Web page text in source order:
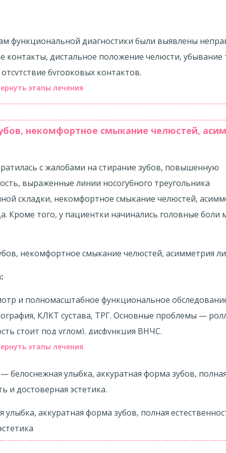
прототипа без обточки зубов, примерка модели
рта пациента «до» и «после» лечения
функциональной диагностики были выявлены
контакты, дистальное положение челюсти, убывание
бугорковых контактов.
о комплексной терапии: ортодонтическое
протезирование, шинотерапия.
металлической брекет-системы для коррекции
тяг.
этапы лечения
некомфортное смыкание челюстей,
с жалобами на стирание зубов, повышенную
выраженные линии носогубного треугольника
складки, некомфортное смыкание челюстей,
Кроме того, у пациентки начинались головные боли
и полномасштабное функциональное
КЛКТ сустава, ТРГ. Основные проблемы —
стоит под углом), дисфункция ВНЧС.
ВНЧС:
этапы лечения
белоснежная улыбка, аккуратная форма зубов,
и достоверная эстетика.